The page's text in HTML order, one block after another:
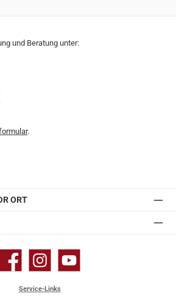
und Beratung unter:
.
ORT
Facebook Instagram YouTube
Service-Links